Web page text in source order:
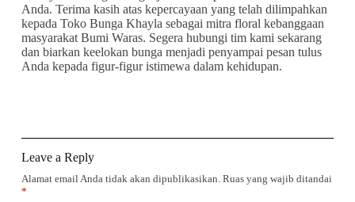
Anda. Terima kasih atas kepercayaan yang telah dilimpahkan
kepada Toko Bunga Khayla sebagai mitra floral kebanggaan
masyarakat Bumi Waras. Segera hubungi tim kami sekarang
dan biarkan keelokan bunga menjadi penyampai pesan tulus
Anda kepada figur-figur istimewa dalam kehidupan.
Leave a Reply
Alamat email Anda tidak akan dipublikasikan. Ruas yang wajib ditandai
*